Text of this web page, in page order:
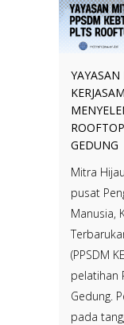
GEDUNG
Mitra
pusat
Manusia,
(PPSDM
pelatihan
Gedung.
pada